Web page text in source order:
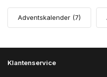
Adventskalender (7)
Klantenservice